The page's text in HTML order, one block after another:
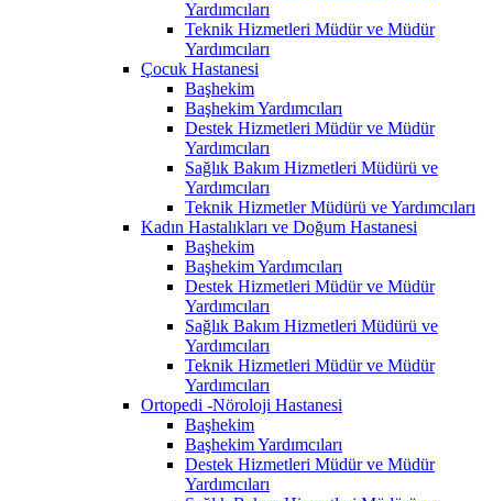
Yardımcıları
Teknik Hizmetleri Müdür ve Müdür
Yardımcıları
Çocuk Hastanesi
Başhekim
Başhekim Yardımcıları
Destek Hizmetleri Müdür ve Müdür
Yardımcıları
Sağlık Bakım Hizmetleri Müdürü ve
Yardımcıları
Teknik Hizmetler Müdürü ve Yardımcıları
Kadın Hastalıkları ve Doğum Hastanesi
Başhekim
Başhekim Yardımcıları
Destek Hizmetleri Müdür ve Müdür
Yardımcıları
Sağlık Bakım Hizmetleri Müdürü ve
Yardımcıları
Teknik Hizmetleri Müdür ve Müdür
Yardımcıları
Ortopedi -Nöroloji Hastanesi
Başhekim
Başhekim Yardımcıları
Destek Hizmetleri Müdür ve Müdür
Yardımcıları